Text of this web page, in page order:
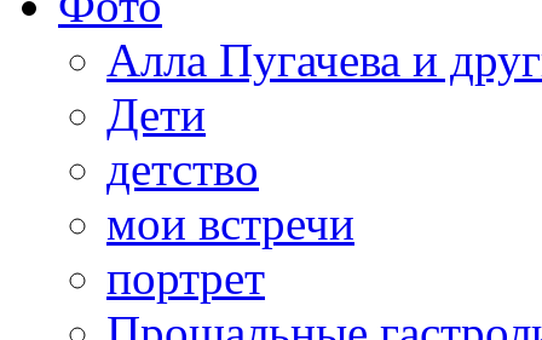
Алла Пугачева и
Дети
детство
мои встречи
портрет